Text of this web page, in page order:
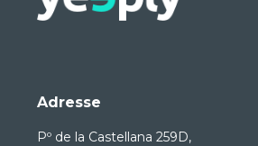
Adresse
Pº de la Castellana 259D,